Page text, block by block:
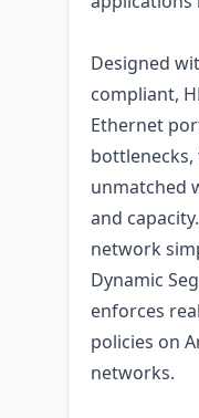
Designed
compliant,
Ethernet
bottlenecks,
unmatched
and
network
Dynamic
enforces
policies on
networks.